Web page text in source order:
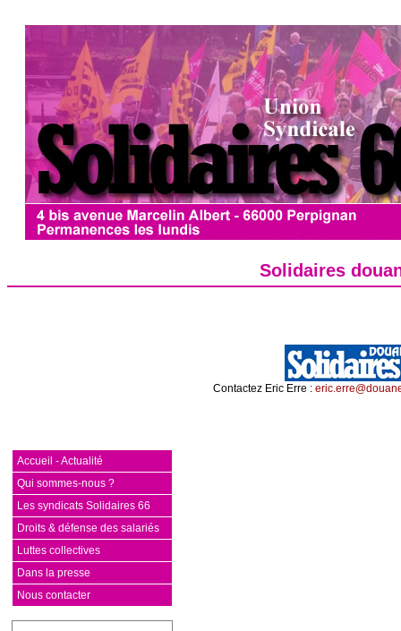
Solidaires
Contactez Eric Erre :
Accueil - Actualité
Qui sommes-nous ?
Les syndicats Solidaires 66
Droits & défense des salariés
Luttes collectives
Dans la presse
Nous contacter